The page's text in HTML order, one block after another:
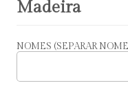
Madeira
NOMES (SEPARAR